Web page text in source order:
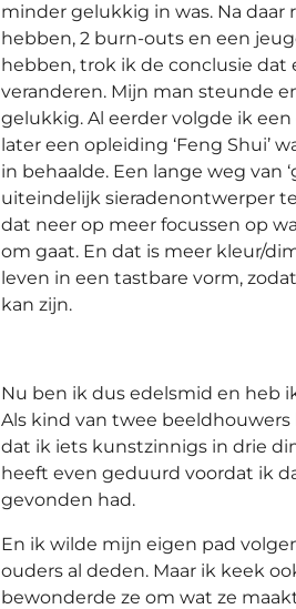
minder gelukkig in was. Na daar
hebben, 2 burn-outs en een
hebben, trok ik de conclusie dat
veranderen. Mijn man steunde
gelukkig. Al eerder volgde ik
later een opleiding ‘Feng Shui’
in behaalde. Een lange weg van
uiteindelijk sieradenontwerper
dat neer op meer focussen op
om gaat. En dat is meer kleur/
leven in een tastbare vorm,
kan zijn.
Nu ben ik dus edelsmid en heb
Als kind van twee
dat ik iets kunstzinnigs in drie
heeft even geduurd voordat ik
gevonden had.
En ik wilde mijn eigen pad
ouders al deden. Maar ik keek
bewonderde ze om wat ze